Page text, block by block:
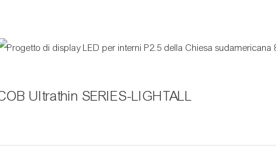
Ultrathin SERIES-LIGHTALL